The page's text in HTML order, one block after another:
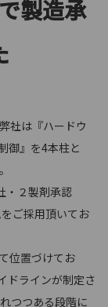
製造承
社は『ハードウ
御』を4本柱と
・２製剤承認
ご採用頂いてお
位置づけてお
ドラインが制定さ
つつある段階に